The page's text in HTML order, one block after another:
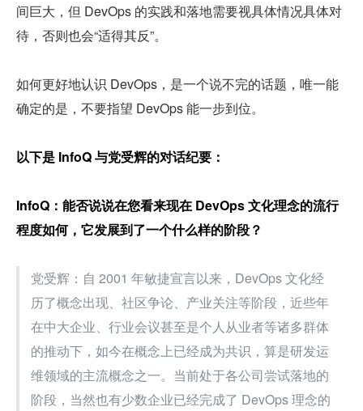
间巨大，但 DevOps 的实践和落地需要视具体情况具体对
待，否则也会“适得其反”。
如何更好地认识 DevOps，是一个说不完的话题，唯一能
确定的是，不要指望 DevOps 能一步到位。
以下是 InfoQ 与党受辉的对话纪要：
InfoQ：能否说说在您看来现在 DevOps 文化理念的流行
程度如何，它发展到了一个什么样的阶段？
党受辉：自 2001 年敏捷宣言以来，DevOps 文化经
历了概念出现、社区争论、产业关注等阶段，近些年
在中大企业、行业会议甚至是个人从业者等诸多群体
的推动下，如今在概念上已经成为共识，算是研发运
维领域的主流概念之一。当前处于各公司尝试落地的
阶段，当然也有少数企业已经完成了 DevOps 理念的